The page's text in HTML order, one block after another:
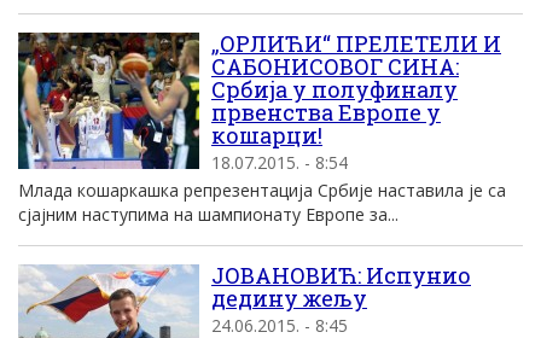
„ОРЛИЋИ“ ПРЕЛЕТЕЛИ И
САБОНИСОВОГ СИНА:
Србија у полуфиналу
првенства Европе у
кошарци!
18.07.2015. - 8:54
Млада кошаркашка репрезентација Србије наставила је са
сјајним наступима на шампионату Европе за...
ЈОВАНОВИЋ: Испунио
дедину жељу
24.06.2015. - 8:45